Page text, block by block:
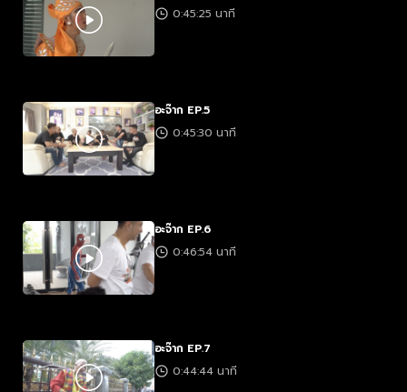
0:45:25 นาที
อะจ๊าก EP.5
0:45:30 นาที
อะจ๊าก EP.6
0:46:54 นาที
อะจ๊าก EP.7
0:44:44 นาที